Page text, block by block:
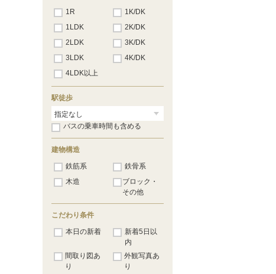
1R
1K/DK
1LDK
2K/DK
2LDK
3K/DK
3LDK
4K/DK
4LDK以上
駅徒歩
バスの乗車時間も含める
建物構造
鉄筋系
鉄骨系
木造
ブロック・
その他
こだわり条件
本日の新着
新着5日以
内
間取り図あ
り
外観写真あ
り